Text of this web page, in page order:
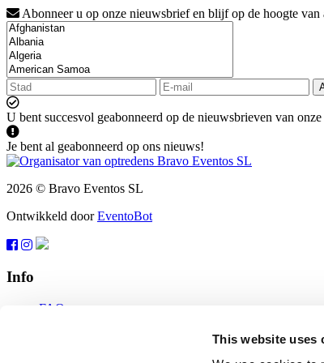
This website uses
Abonneer u op onze nieuwsbrief en blijf op de hoogte
U bent succesvol geabonneerd op de nieuwsbrieven van onze
Je bent al geabonneerd op ons nieuws!
2026 © Bravo Eventos SL
Ontwikkeld doorEventoBot
Info
FAQ